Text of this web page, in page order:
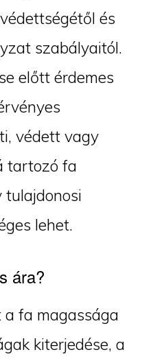
és
szabályaitól.
előtt érdemes
védett vagy
tartozó fa
tulajdonosi
lehet.
ára?
fa magassága
kiterjedése, a